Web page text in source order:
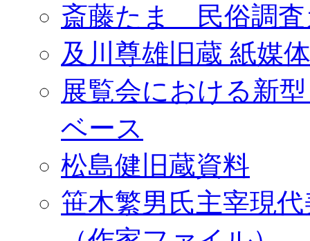
斎藤たま 民俗調査
及川尊雄旧蔵 紙媒
展覧会における新
ベース
松島健旧蔵資料
笹木繁男氏主宰現